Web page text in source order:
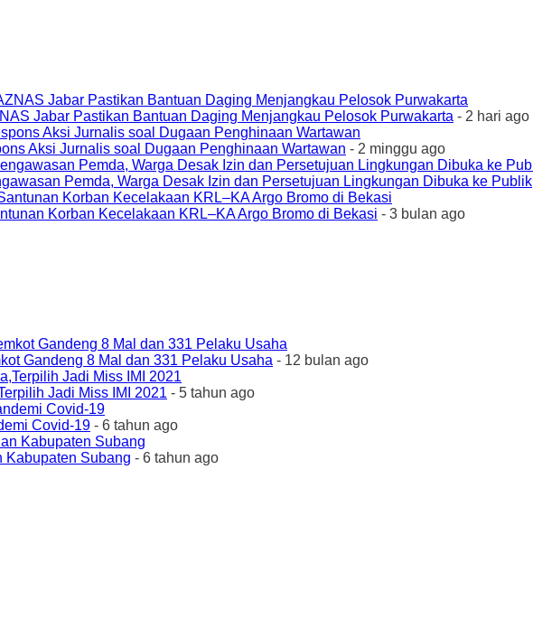
Jabar Pastikan Bantuan Daging Menjangkau Pelosok Purwakarta - 2 hari ago
Aksi Jurnalis soal Dugaan Penghinaan Wartawan - 2 minggu ago
Pemda, Warga Desak Izin dan Persetujuan Lingkungan Dibuka ke Publik
Korban Kecelakaan KRL–KA Argo Bromo di Bekasi - 3 bulan ago
Gandeng 8 Mal dan 331 Pelaku Usaha - 12 bulan ago
Jadi Miss IMI 2021 - 5 tahun ago
Covid-19 - 6 tahun ago
Kabupaten Subang - 6 tahun ago